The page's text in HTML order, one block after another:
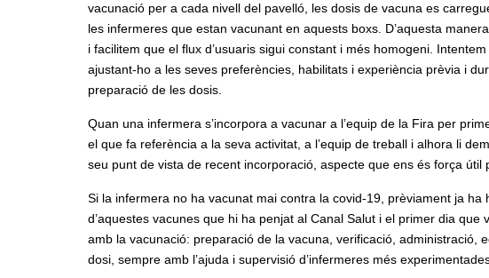
vacunació per a cada nivell del pavelló, les dosis de vacuna es
les infermeres que estan vacunant en aquests boxs. D’aquesta
i facilitem que el flux d’usuaris sigui constant i més homogeni.
ajustant-ho a les seves preferències, habilitats i experiència prèvia i
preparació de les dosis.
Quan una infermera s’incorpora a vacunar a l’equip de la Fira per
el que fa referència a la seva activitat, a l’equip de treball i alhora li
seu punt de vista de recent incorporació, aspecte que ens és força útil
Si la infermera no ha vacunat mai contra la covid-19, prèviament ja
d’aquestes vacunes que hi ha penjat al Canal Salut i el primer dia
amb la vacunació: preparació de la vacuna, verificació, administració,
dosi, sempre amb l’ajuda i supervisió d’infermeres més